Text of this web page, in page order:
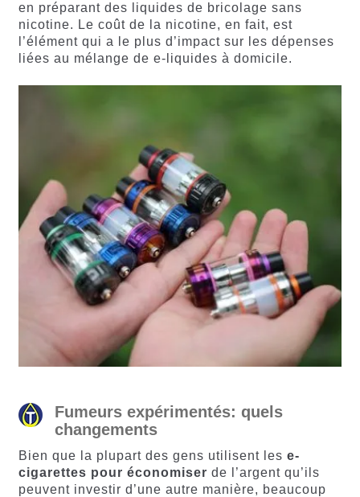
en préparant des liquides de bricolage sans
nicotine. Le coût de la nicotine, en fait, est
l’élément qui a le plus d’impact sur les dépenses
liées au mélange de e-liquides à domicile.
Fumeurs expérimentés: quels
changements
Bien que la plupart des gens utilisent les e-
cigarettes pour économiser de l’argent qu’ils
peuvent investir d’une autre manière, beaucoup